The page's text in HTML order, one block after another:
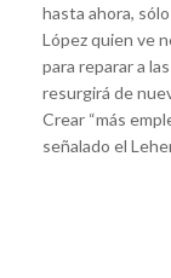
hasta ahora,
López quien ve
para reparar a
resurgirá de
Crear “más
señalado el